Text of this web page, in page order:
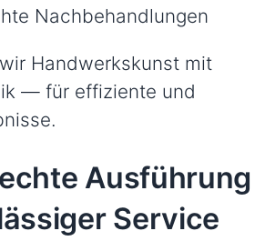
Nachbehandlungen
Handwerkskunst mit
— für effiziente und
Ausführung
Service